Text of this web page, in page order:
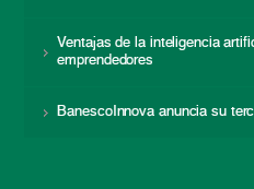
Ventajas de la inteligencia
emprendedores
BanescoInnova anuncia su